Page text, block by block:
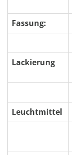
Fassung:
Lackierung
Leuchtmittel